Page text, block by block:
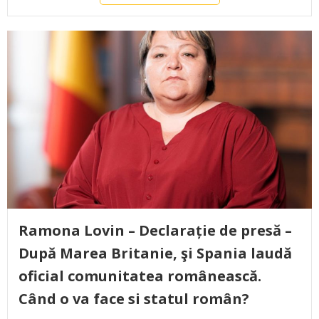
Ramona Lovin – Declarație de presă –
După Marea Britanie, şi Spania laudă
oficial comunitatea românească.
Când o va face si statul român?